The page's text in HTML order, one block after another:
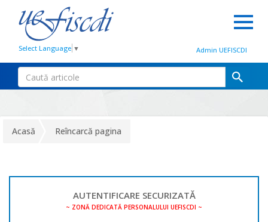
Select Language ▼ Admin UEFISCDI
Acasă Reîncarcă pagina
AUTENTIFICARE SECURIZATĂ
~ ZONĂ DEDICATĂ PERSONALULUI UEFISCDI ~